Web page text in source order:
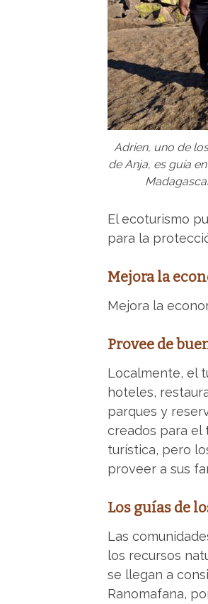
Adrien, uno de
de Anja, es guía
El ecoturismo
para la
Mejora la
Mejora la
Provee de
Localmente, el
hoteles,
parques y
creados para el
turística, pero
proveer a sus
Los guías de
Las
los recursos
se llegan a
Ranomafana,